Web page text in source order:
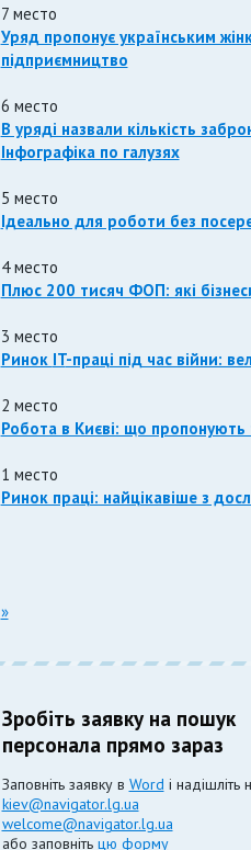
7 место
Уряд пропонує українським
підприємництво
6 место
В уряді назвали кількість
Інфографіка по галузях
5 место
Ідеально для роботи без
4 место
Плюс 200 тисяч ФОП: які
3 место
Ринок IT-праці під час війни:
2 место
Робота в Києві: що пропонують
1 место
Ринок праці: найцікавіше з
»
Зробіть заявку на пошук
персонала прямо зараз
Заповніть заявку в Word і надішліть
kiev@navigator.lg.ua
welcome@navigator.lg.ua
або заповніть цю форму